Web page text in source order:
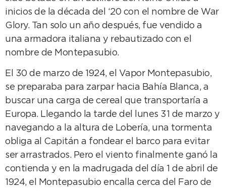
inicios de la década del ‘20 con el nombre de War
Glory. Tan solo un año después, fue vendido a
una armadora italiana y rebautizado con el
nombre de Montepasubio.
El 30 de marzo de 1924, el Vapor Montepasubio,
se preparaba para zarpar hacia Bahía Blanca, a
buscar una carga de cereal que transportaría a
Europa. Llegando la tarde del lunes 31 de marzo y
navegando a la altura de Lobería, una tormenta
obliga al Capitán a fondear el barco para evitar
ser arrastrados. Pero el viento finalmente ganó la
contienda y en la madrugada del día 1 de abril de
1924, el Montepasubio encalla cerca del Faro de